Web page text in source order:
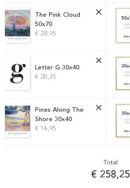
The Pink Cloud
50x70
€ 28,95
Letter G 30x40
€ 20,35
Pines Along The
Shore 30x40
€ 14,95
Total
€ 258,25